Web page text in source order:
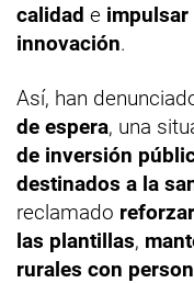
calidad e
innovación.
Así, han
de espera, una
de inversión
destinados a la
reclamado
las plantillas,
rurales con